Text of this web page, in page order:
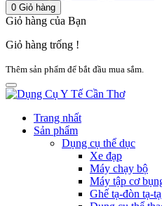
0 Giỏ hàng
Giỏ hàng của Bạn
Giỏ hàng trống !
Thêm sản phẩm để bắt đầu mua sắm.
Trang nhất
Sản phẩm
Dụng cụ thể dục
Xe đạp
Máy chạy bộ
Máy tập cơ
Ghế tạ-đòn tạ-tạ